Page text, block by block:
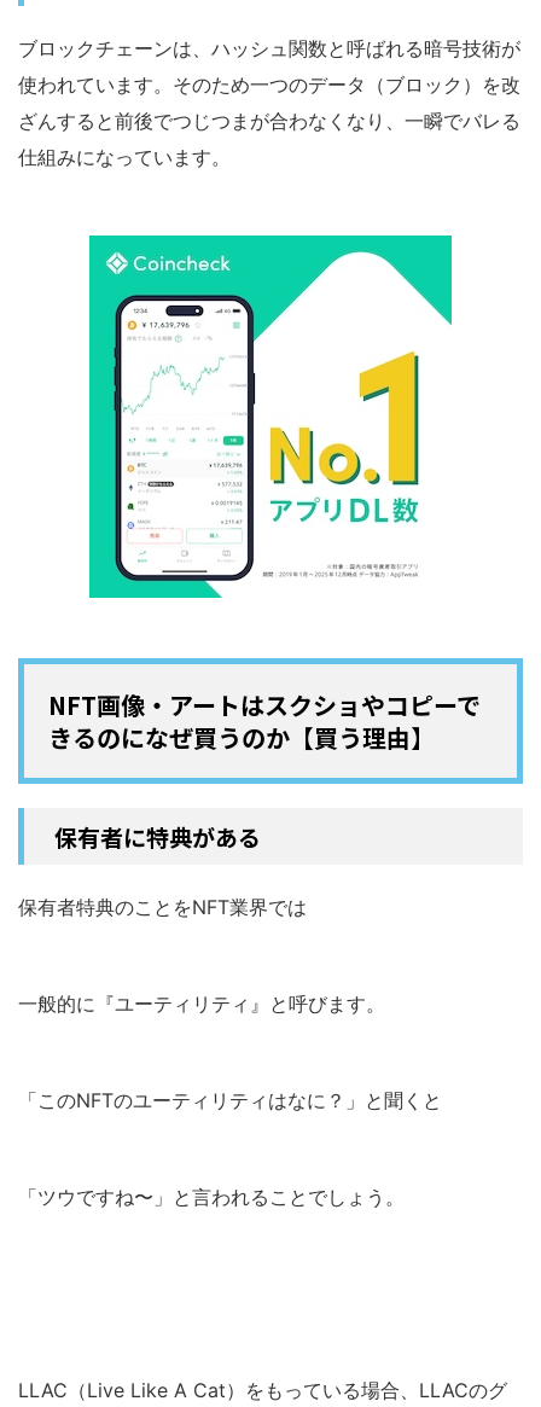
ブロックチェーンは、ハッシュ関数と呼ばれる暗号技術が
使われています。そのため一つのデータ（ブロック）を改
ざんすると前後でつじつまが合わなくなり、一瞬でバレる
仕組みになっています。
NFT画像・アートはスクショやコピーで
きるのになぜ買うのか【買う理由】
保有者に特典がある
保有者特典のことをNFT業界では
一般的に『ユーティリティ』と呼びます。
「このNFTのユーティリティはなに？」と聞くと
「ツウですね〜」と言われることでしょう。
LLAC（Live Like A Cat）をもっている場合、LLACのグ